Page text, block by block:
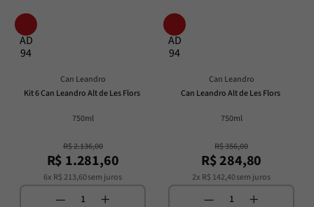
AD
94
Can Leandro
Kit 6 Can Leandro Alt de Les Flors
750ml
R$2.136,00
R$ 1.281,60
6x R$213,60sem juros
AD
94
Can Leandro
Can Leandro Alt de Les Flors
750ml
R$356,00
R$284,80
2x R$ 142,40sem juros